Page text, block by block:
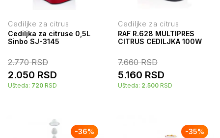
Cediljke za citrus
Cediljka za citruse 0,5L
Sinbo SJ-3145
2.770RSD
2.050 RSD
Ušteda: 720 RSD
Cediljke za citrus
RAF R.628 MULTIPRES
CITRUS CEDILJKA 100W
7.660RSD
5.160 RSD
Ušteda: 2.500 RSD
-36% -35%